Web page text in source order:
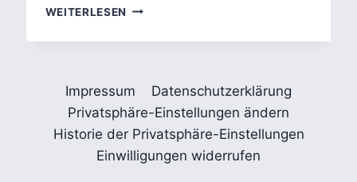
WEITERLESEN TRAUMALAND
ASAL
GEDENKEN
Impressum
Datenschutzerklärung
Privatsphäre-Einstellungen ändern
Historie der Privatsphäre-Einstellungen
Einwilligungen widerrufen